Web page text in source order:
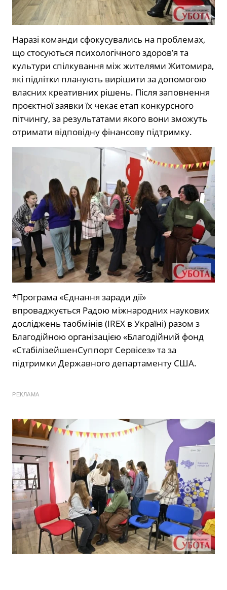
Наразі команди сфокусувались на проблемах,
що стосуються психологічного здоров’я та
культури спілкування між жителями Житомира,
які підлітки планують вирішити за допомогою
власних креативних рішень. Після заповнення
проєктної заявки їх чекає етап конкурсного
пітчингу, за результатами якого вони зможуть
отримати відповідну фінансову підтримку.
*Програма «Єднання заради дії»
впроваджується Радою міжнародних наукових
досліджень таобмінів (IREX в Україні) разом з
Благодійною організацією«Благодійний фонд
«СтабілізейшенСуппорт Сервісез»та за
підтримки Державногодепартаменту США.
РЕКЛАМА